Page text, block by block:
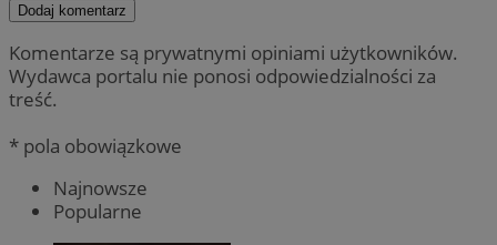
Dodaj komentarz
Komentarze są prywatnymi opiniami użytkowników.
Wydawca portalu nie ponosi odpowiedzialności za
treść.
* pola obowiązkowe
Najnowsze
Popularne